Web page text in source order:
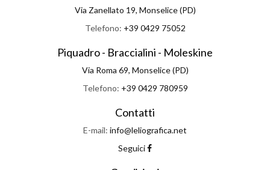
Via Zanellato 19, Monselice (PD)
Telefono: +39 0429 75052
Piquadro - Braccialini - Moleskine
Via Roma 69, Monselice (PD)
Telefono: +39 0429 780959
Contatti
E-mail: info@leliografica.net
Seguici